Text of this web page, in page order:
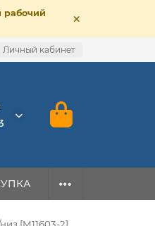
рабочий
Личный кабинет